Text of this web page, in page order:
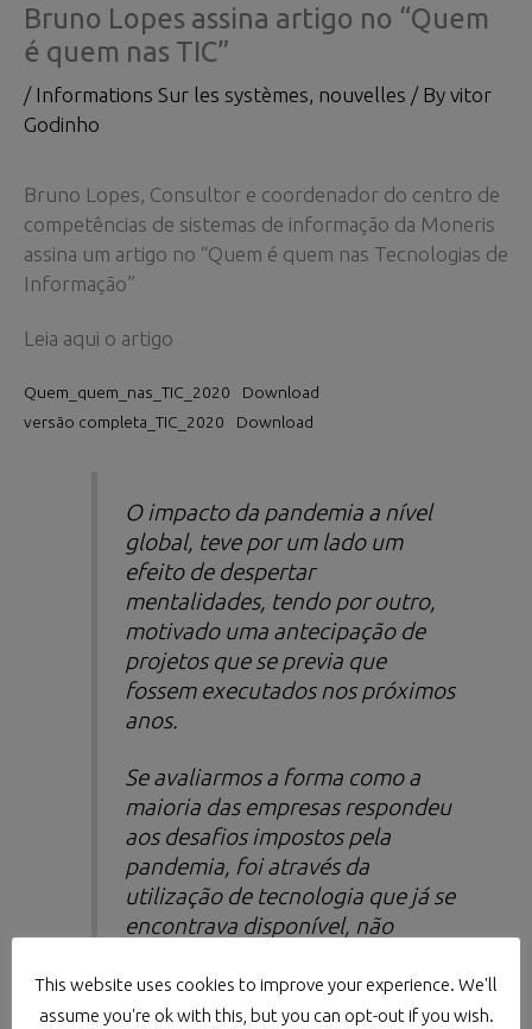
Bruno Lopes assina artigo no “Quem
é quem nas TIC”
/ Informations Sur les systèmes nouvelles / By vitor
Godinho
Bruno Lopes, Consultor e coordenador do centro de
competências de sistemas de informação da Moneris
assina um artigo no “Quem é quem nas Tecnologias de
Informação”
Leia aqui o artigo
Quem_quem_nas_TIC_2020
Download
versão completa_TIC_2020
Download
O impacto da pandemia a nível
global, teve por um lado um
efeito de despertar
mentalidades, tendo por outro,
motivado uma antecipação de
projetos que se previa que
fossem executados nos próximos
anos.
Se avaliarmos a forma como a
maioria das empresas respondeu
aos desafios impostos pela
pandemia, foi através da
utilização de tecnologia que já se
encontrava disponível, não
utilizada de forma tão recorrente
ou massiva.
This website uses cookies to improve your experience. We'll
assume you're ok with this, but you can opt-out if you wish.